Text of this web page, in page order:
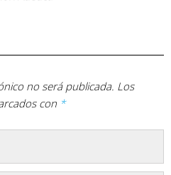
no será publicada. Los
con *